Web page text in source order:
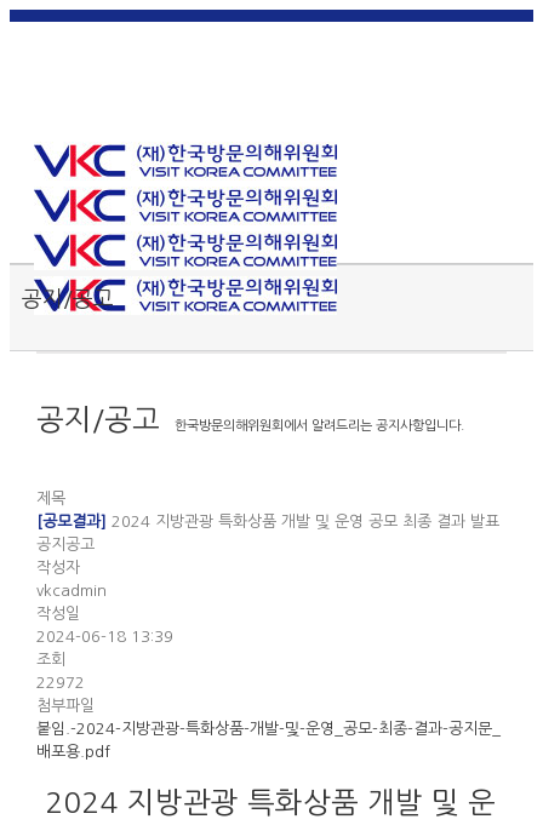
공지/공고
공지/공고 한국방문의해위원회에서 알려드리는 공지사항입니다.
제목
[공모결과]
2024 지방관광 특화상품 개발 및 운영 공모 최종 결과 발표
공지공고
작성자
vkcadmin
작성일
2024-06-18 13:39
조회
22972
첨부파일
붙임.-2024-지방관광-특화상품-개발-및-운영_공모-최종-결과-공지문_
배포용.pdf
2024 지방관광 특화상품 개발 및 운